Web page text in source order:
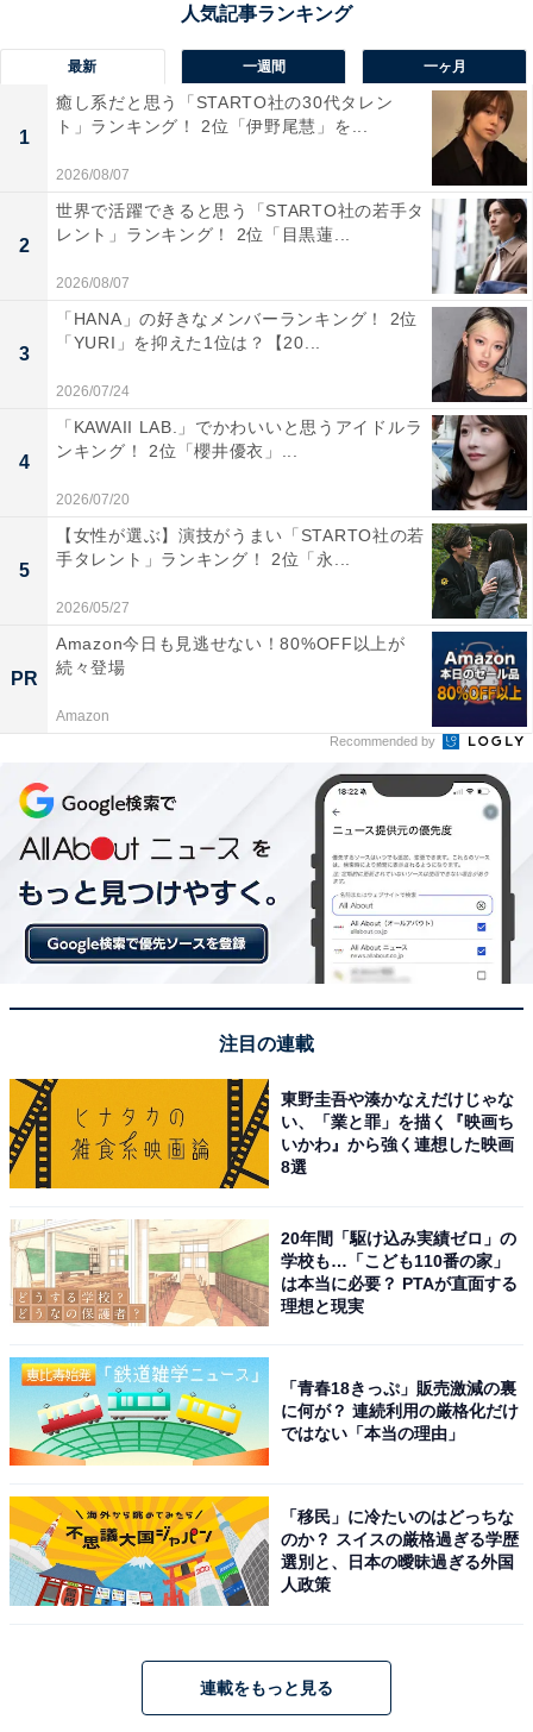
1位：膳所高等学校／73票
滋賀県を代表する進学校、膳所高等学校は、県内外から
注目を集める名門校です。特に理数科の実績が際立って
おり、京都大学や大阪大学などの難関国公立大学に多数
の合格者を出しています。探究的な学びを取り入れた教
育プログラムも魅力で、生徒の論理的思考力や課題解決
能力を高める指導が徹底。学力・人間力ともに高水準の
育成を目指す姿勢が、他校にはない存在感を放っていま
す。
回答者からは「特に理系の進学実績がすごく、出身者に
は優秀な人が多いというイメージが強いから」(30代男性
／富山県)、「京都大学への進学実績がすごいというイメ
ージがあるから」(40代男性／鹿児島県)、「膳所高等学
校は滋賀県トップの進学校で、優秀な生徒が多いです。
したがって、ここを出ていれば、すなおにすごいと思い
ます」(60代男性／新潟県)といった声が集まりました。
※回答者からのコメントは原文ママです
＞Amazonで参考書をチェックする
この記事の筆者：坂上 恵
ライティングに熟達し、現在は旅行・カルチャー・エン
タメなどを担当。東京都出身、居酒屋巡りとスポーツ観
戦が趣味。
文武両道だと思う「滋賀の公立進学校」ランキ
最新 一週間 一ヶ月
1
癒し系だと思う「STARTO社の30代タレン
ト」ランキング！ 2位「伊野尾慧」を...
2026/08/07
2
世界で活躍できると思う「STARTO社の若手タ
レント」ランキング！ 2位「目黒蓮...
2026/08/07
3
「HANA」の好きなメンバーランキング！ 2位
「YURI」を抑えた1位は？【20...
2026/07/24
4
「KAWAII LAB.」でかわいいと思うアイドルラ
ンキング！ 2位「櫻井優衣」...
2026/07/20
5
【女性が選ぶ】演技がうまい「STARTO社の若
手タレント」ランキング！ 2位「永...
2026/05/27
PR
Amazon今日も見逃せない！80%OFF以上が
続々登場
Amazon
Recommended by
注目の連載
東野圭吾や湊かなえだけじゃな
い、「業と罪」を描く『映画ち
いかわ』から強く連想した映画
8選
20年間「駆け込み実績ゼロ」の
学校も…「こども110番の家」
は本当に必要？ PTAが直面する
理想と現実
「青春18きっぷ」販売激減の裏
に何が？ 連続利用の厳格化だけ
ではない「本当の理由」
「移民」に冷たいのはどっちな
のか？ スイスの厳格過ぎる学歴
選別と、日本の曖昧過ぎる外国
人政策
連載をもっと見る